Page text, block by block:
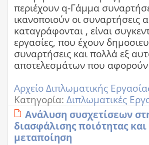
περιέχουν q-Γάμμα
ικανοποιούν οι
καταγράφονται , είναι
εργασίες, που έχουν
συναρτήσεις και πολλά εξ
αποτελεσμάτων που
Αρχείο Διπλωματικής
Κατηγορία: Διπλωματικές
Ανάλυση συσχετίσεων
διασφάλισης ποιότητας
μεταποίηση